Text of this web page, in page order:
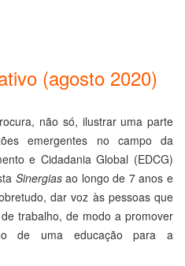
(agosto 2020)
não só, ilustrar uma parte
emergentes no campo da
e Cidadania Global (EDCG)
Sinergiasao longo de 7 anos e
dar voz às pessoas que
trabalho, de modo a promover
de uma educação para a